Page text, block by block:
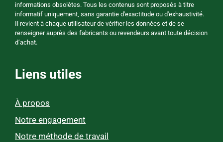
informations obsolètes. Tous les contenus sont proposés à titre
informatif uniquement, sans garantie d'exactitude ou d'exhaustivité.
Il revient à chaque utilisateur de vérifier les données et de se
renseigner auprès des fabricants ou revendeurs avant toute décision
d’achat.
Liens utiles
À propos
Notre engagement
Notre méthode de travail